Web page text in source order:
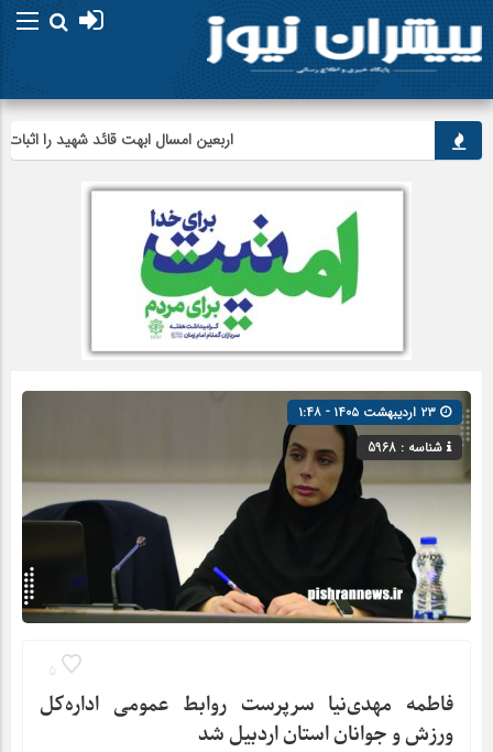
اربعین امسال ابهت قائد شهید را اثبات کرد
شناسه : 5968
5
فاطمه مهدی‌نیا سرپرست روابط عمومی اداره‌کل
ورزش و جوانان استان اردبیل شد